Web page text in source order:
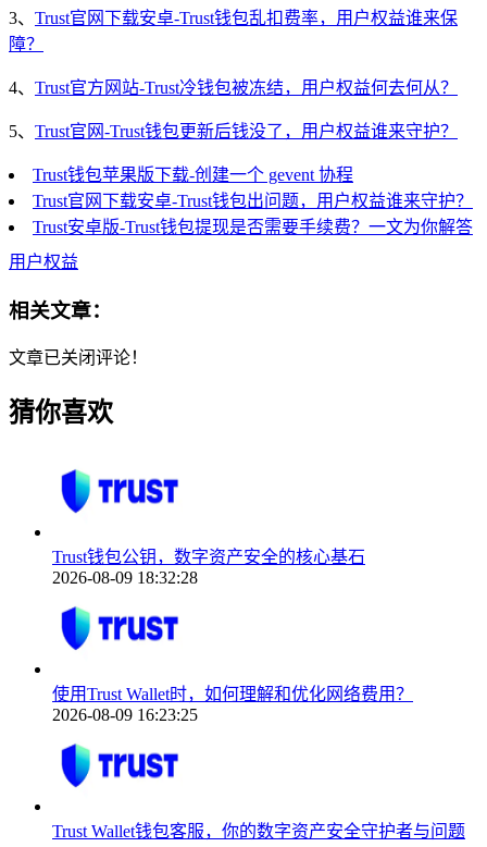
3、 Trust官网下载安卓-Trust钱包乱扣费率，用户权益谁来保
障？
4、 Trust官方网站-Trust冷钱包被冻结，用户权益何去何从？
5、 Trust官网-Trust钱包更新后钱没了，用户权益谁来守护？
Trust钱包苹果版下载-创建一个 gevent 协程
Trust官网下载安卓-Trust钱包出问题，用户权益谁来守护？
Trust安卓版-Trust钱包提现是否需要手续费？一文为你解答
用户权益
相关文章：
文章已关闭评论！
猜你喜欢
Trust钱包公钥，数字资产安全的核心基石
2026-08-09 18:32:28
使用Trust Wallet时，如何理解和优化网络费用？
2026-08-09 16:23:25
Trust Wallet钱包客服，你的数字资产安全守护者与问题